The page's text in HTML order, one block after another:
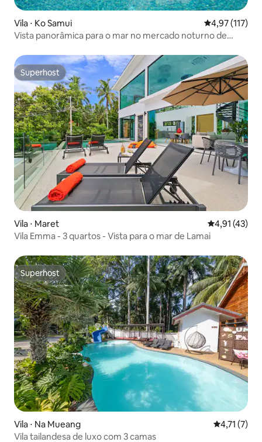
Vila ⋅ Ko Samui 4,97 de uma
4,97 (117)
Vista panorâmica para o mar no mercado noturno de
Superhost
Superhost
Vila ⋅ Maret 4,91 de uma
4,91 (43)
Vila Emma - 3 quartos - Vista para o mar de Lamai
Superhost
Superhost
Vila ⋅ Na Mueang 4,71 de
4,71 (7)
Vila tailandesa de luxo com 3 camas